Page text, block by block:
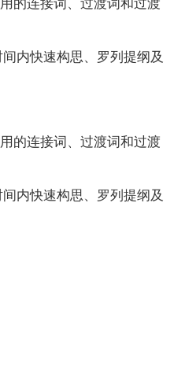
的连接词、过渡词和过渡
内快速构思、罗列提纲及
的连接词、过渡词和过渡
内快速构思、罗列提纲及